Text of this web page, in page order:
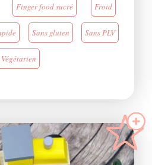
Finger food sucré Froid
Sans gluten Sans PLV
Végétarien